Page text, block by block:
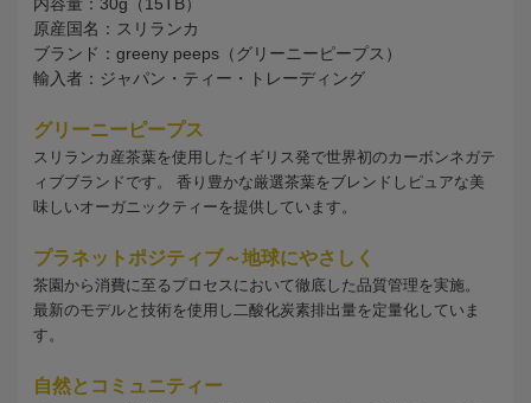
原産国名：スリランカ
ブランド：greeny peeps（グリーニーピープス）
輸入者：ジャパン・ティー・トレーディング
グリーニーピープス
スリランカ産茶葉を使用したイギリス発で世界初のカーボンネガテ
ィブブランドです。 香り豊かな厳選茶葉をブレンドしピュアな美
味しいオーガニックティーを提供しています。
プラネットポジティブ～地球にやさしく
茶園から消費に至るプロセスにおいて徹底した品質管理を実施。
最新のモデルと技術を使用し二酸化炭素排出量を定量化していま
す。
自然とコミュニティー